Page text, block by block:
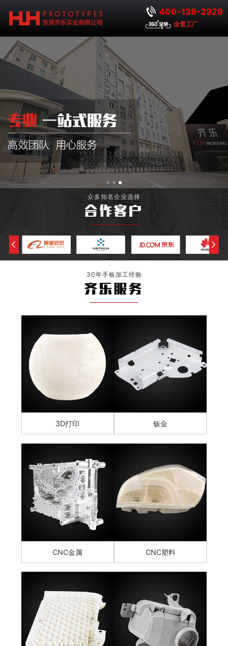
400-139-2929
全景工厂
众多知名企业选择
合作客户
30年手板加工经验
齐乐服务
3D打印 钣金
CNC金属 CNC塑料